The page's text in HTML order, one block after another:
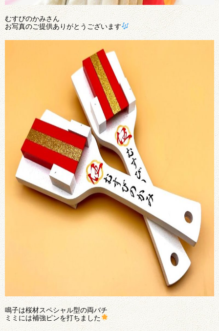
むすびのかみさん
お写真のご提供ありがとうございます
鳴子は桜材スペシャル型の両バチ
ミミには補強ピンを打ちました